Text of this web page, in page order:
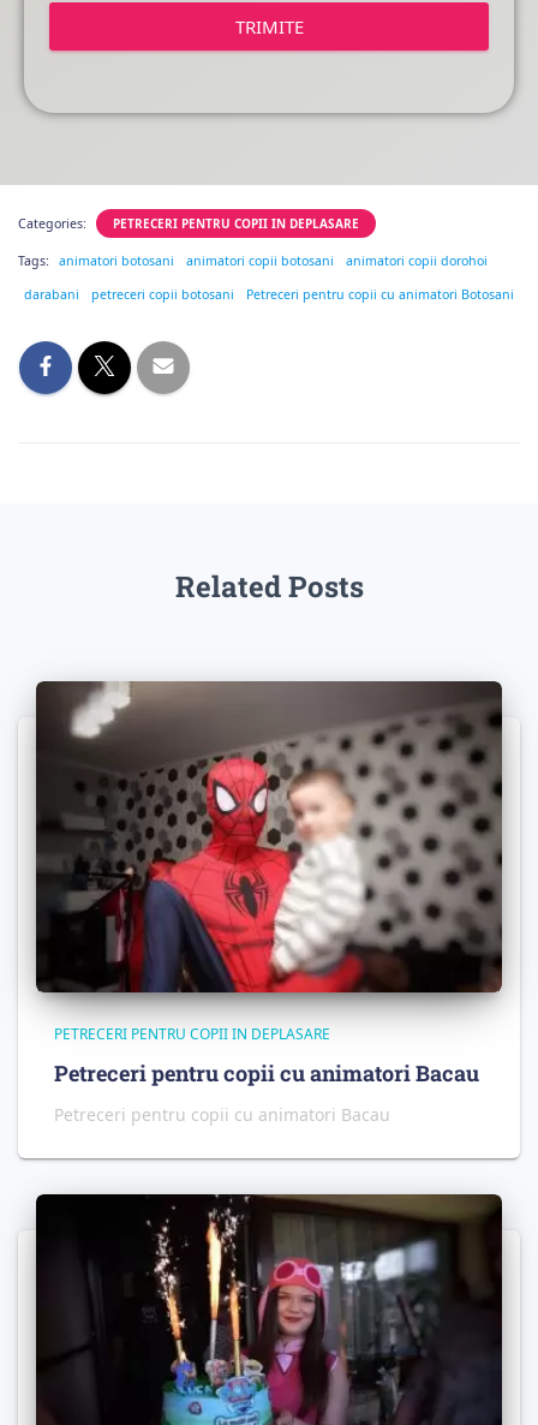
TRIMITE
Categories: PETRECERI PENTRU COPII IN DEPLASARE
Tags: animatori botosani animatori copii botosani
animatori copii dorohoi
darabani
petreceri copii botosani Petreceri pentru copii cu animatori Botosani
Related Posts
PETRECERI PENTRU COPII IN DEPLASARE
Petreceri pentru copii cu animatori Bacau
Petreceri pentru copii cu animatori Bacau